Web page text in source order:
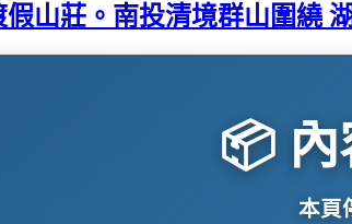
山莊。南投清境群山圍繞
📦
本頁